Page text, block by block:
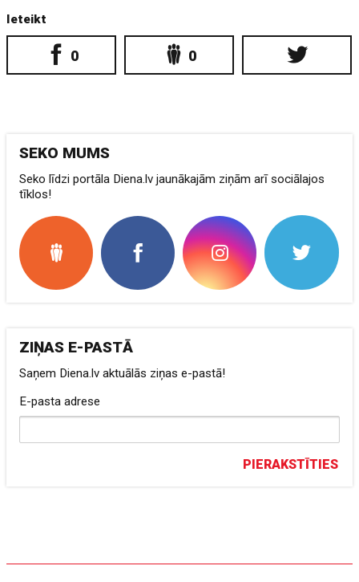
Ieteikt
0 0
SEKO MUMS
Seko līdzi portāla Diena.lv jaunākajām ziņām arī sociālajos
tīklos!
ZIŅAS E-PASTĀ
Saņem Diena.lv aktuālās ziņas e-pastā!
E-pasta adrese
PIERAKSTĪTIES